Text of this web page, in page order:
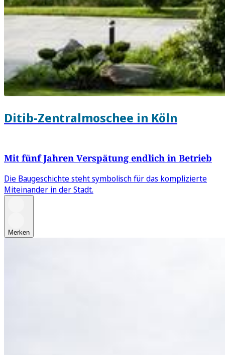
Ditib-Zentralmoschee in Köln
Mit fünf Jahren Verspätung endlich in Betrieb
Die Baugeschichte steht symbolisch für das komplizierte
Miteinander in der Stadt.
Merken